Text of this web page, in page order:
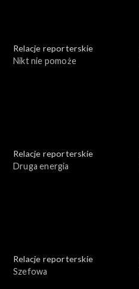
Relacje reporterskie
Nikt nie pomoże
Relacje reporterskie
Druga energia
Relacje reporterskie
Szefowa